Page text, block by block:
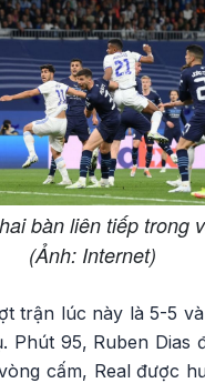
bàn liên tiếp trong
(Ảnh: Internet)
trận lúc này là 5-5
Phút 95, Ruben Dias
cấm, Real được